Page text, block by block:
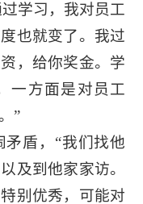
学习，我对员工
也就变了。我过
，给你奖金。学
一方面是对员工
”
盾，“我们找他
及到他家家访。
别优秀，可能对